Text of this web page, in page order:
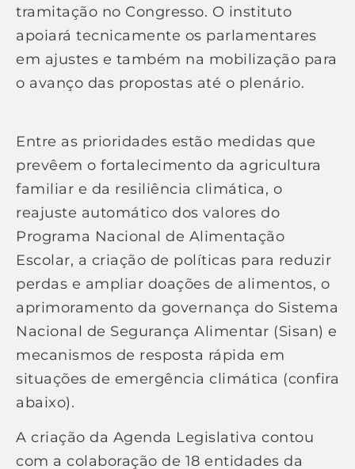
tramitação no Congresso. O instituto
apoiará tecnicamente os parlamentares
em ajustes e também na mobilização para
o avanço das propostas até o plenário.
Entre as prioridades estão medidas que
prevêem o fortalecimento da agricultura
familiar e da resiliência climática, o
reajuste automático dos valores do
Programa Nacional de Alimentação
Escolar, a criação de políticas para reduzir
perdas e ampliar doações de alimentos, o
aprimoramento da governança do Sistema
Nacional de Segurança Alimentar (Sisan) e
mecanismos de resposta rápida em
situações de emergência climática (confira
abaixo).
A criação da Agenda Legislativa contou
com a colaboração de 18 entidades da